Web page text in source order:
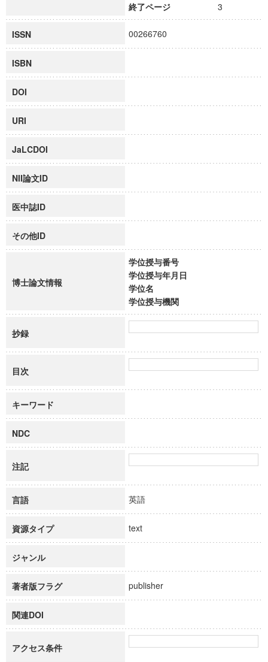
終了ページ
3
ISSN 00266760
ISBN
DOI
URI
JaLCDOI
NII論文ID
医中誌ID
その他ID
博士論文情報
学位授与番号
学位授与年月日
学位名
学位授与機関
抄録
目次
キーワード
NDC
注記
言語 英語
資源タイプ text
ジャンル
著者版フラグ publisher
関連DOI
アクセス条件